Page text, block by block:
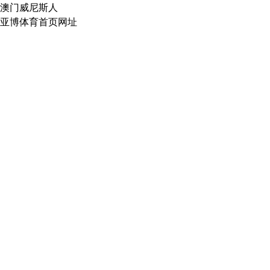
澳门威尼斯人
亚博体育首页网址